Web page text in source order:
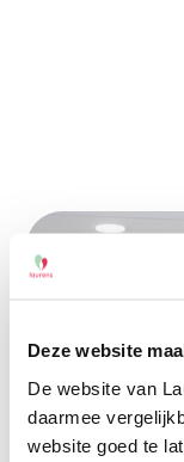
Deze website
De website van
daarmee
website goed te